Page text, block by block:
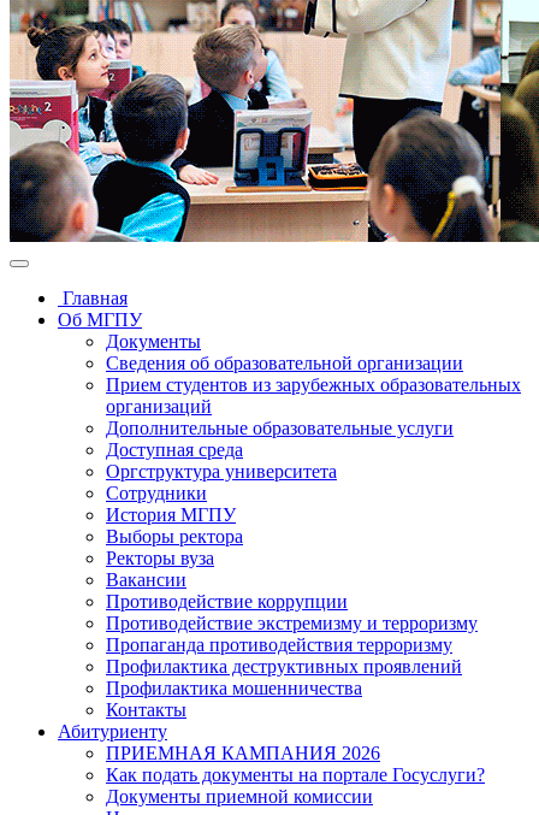
Главная
Об МГПУ
Документы
Сведения об образовательной организации
Прием студентов из зарубежных образовательных
организаций
Дополнительные образовательные услуги
Доступная среда
Оргструктура университета
Сотрудники
История МГПУ
Выборы ректора
Ректоры вуза
Вакансии
Противодействие коррупции
Противодействие экстремизму и терроризму
Пропаганда противодействия терроризму
Профилактика деструктивных проявлений
Профилактика мошенничества
Контакты
Абитуриенту
ПРИЕМНАЯ КАМПАНИЯ 2026
Как подать документы на портале Госуслуги?
Документы приемной комиссии